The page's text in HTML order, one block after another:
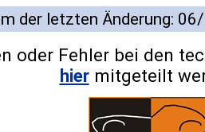
der letzten Änderung:
oder Fehler bei den
hiermitgeteilt